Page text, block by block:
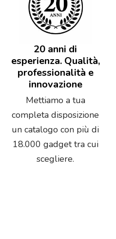
20 anni di
esperienza. Qualità,
professionalità e
innovazione
Mettiamo a tua
completa disposizione
un catalogo con più di
18.000 gadget tra cui
scegliere.